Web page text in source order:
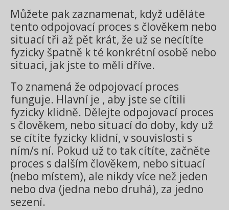
Můžete pak zaznamenat, když uděláte
tento odpojovací proces s člověkem nebo
situací tři až pět krát, že už se necítíte
fyzicky špatně k té konkrétní osobě nebo
situaci, jak jste to měli dříve.
To znamená že odpojovací proces
funguje. Hlavní je , aby jste se cítili
fyzicky klidně. Dělejte odpojovací proces
s člověkem, nebo situací do doby, kdy už
se cítíte fyzicky klidní, v souvislosti s
ním/s ní. Pokud už to tak cítíte, začněte
proces s dalším člověkem, nebo situací
(nebo místem), ale nikdy více než jeden
nebo dva (jedna nebo druhá), za jedno
sezení.